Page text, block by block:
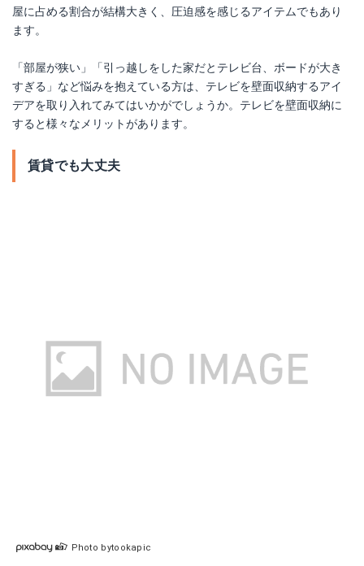
屋に占める割合が結構大きく、圧迫感を感じるアイテムでもあり
ます。
「部屋が狭い」「引っ越しをした家だとテレビ台、ボードが大き
すぎる」など悩みを抱えている方は、テレビを壁面収納するアイ
デアを取り入れてみてはいかがでしょうか。テレビを壁面収納に
すると様々なメリットがあります。
賃貸でも大丈夫
Photo bytookapic